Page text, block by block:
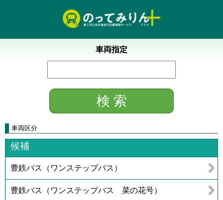
車両指定
車両区分
候補
豊鉄バス（ワンステップバス）
豊鉄バス（ワンステップバス 菜の花号）